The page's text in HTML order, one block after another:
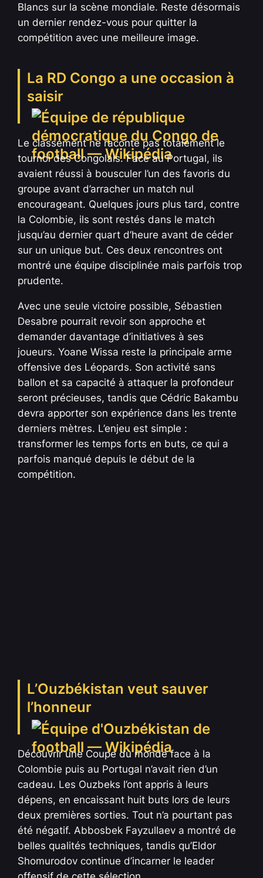
Blancs sur la scène mondiale. Reste désormais
un dernier rendez-vous pour quitter la
compétition avec une meilleure image.
La RD Congo a une occasion à
saisir
Le classement ne raconte pas totalement le
tournoi des Congolais. Face au Portugal, ils
avaient réussi à bousculer l’un des favoris du
groupe avant d’arracher un match nul
encourageant. Quelques jours plus tard, contre
la Colombie, ils sont restés dans le match
jusqu’au dernier quart d’heure avant de céder
sur un unique but. Ces deux rencontres ont
montré une équipe disciplinée mais parfois trop
prudente.
Avec une seule victoire possible, Sébastien
Desabre pourrait revoir son approche et
demander davantage d’initiatives à ses
joueurs. Yoane Wissa reste la principale arme
offensive des Léopards. Son activité sans
ballon et sa capacité à attaquer la profondeur
seront précieuses, tandis que Cédric Bakambu
devra apporter son expérience dans les trente
derniers mètres. L’enjeu est simple :
transformer les temps forts en buts, ce qui a
parfois manqué depuis le début de la
compétition.
L’Ouzbékistan veut sauver
l’honneur
Découvrir une Coupe du monde face à la
Colombie puis au Portugal n’avait rien d’un
cadeau. Les Ouzbeks l’ont appris à leurs
dépens, en encaissant huit buts lors de leurs
deux premières sorties. Tout n’a pourtant pas
été négatif. Abbosbek Fayzullaev a montré de
belles qualités techniques, tandis qu’Eldor
Shomurodov continue d’incarner le leader